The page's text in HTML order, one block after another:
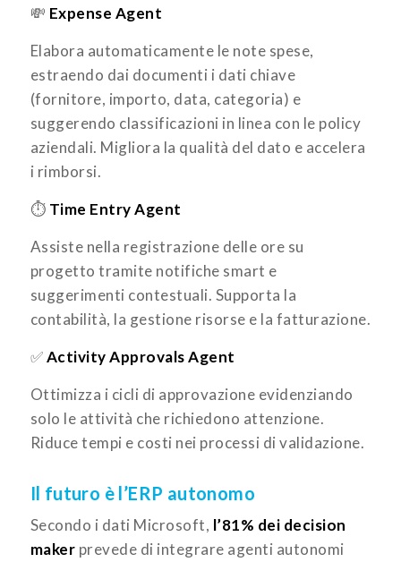
💸 Expense Agent
Elabora automaticamente le note spese,
estraendo dai documenti i dati chiave
(fornitore, importo, data, categoria) e
suggerendo classificazioni in linea con le policy
aziendali. Migliora la qualità del dato e accelera
i rimborsi.
⏱ Time Entry Agent
Assiste nella registrazione delle ore su
progetto tramite notifiche smart e
suggerimenti contestuali. Supporta la
contabilità, la gestione risorse e la fatturazione.
✅Activity Approvals Agent
Ottimizza i cicli di approvazione evidenziando
solo le attività che richiedono attenzione.
Riduce tempi e costi nei processi di validazione.
Il futuro è l’ERP autonomo
Secondo i dati Microsoft, l’81% dei decision
maker prevede di integrare agenti autonomi